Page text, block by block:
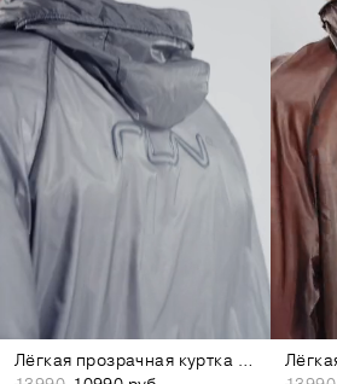
Лёгкая прозрачная куртка серая